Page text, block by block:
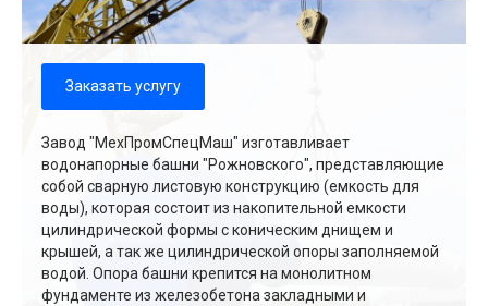
Заказать услугу
Завод "МехПромСпецМаш" изготавливает
водонапорные башни "Рожновского", представляющие
собой сварную листовую конструкцию (емкость для
воды), которая состоит из накопительной емкости
цилиндрической формы с коническим днищем и
крышей, а так же цилиндрической опоры заполняемой
водой. Опора башни крепится на монолитном
фундаменте из железобетона закладными и